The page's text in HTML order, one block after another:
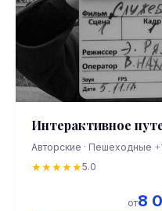
Интерактивное
Авторские · Пешеходные
★★★★★5.0
от8